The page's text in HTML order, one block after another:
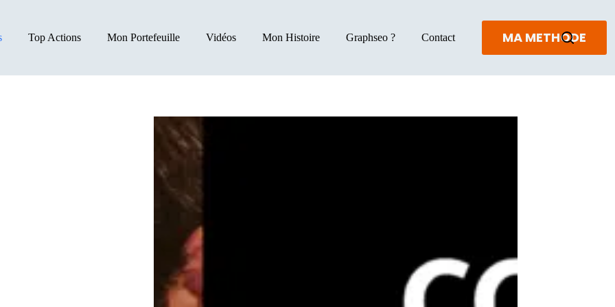
Top Actions Mon Portefeuille Vidéos Mon Histoire Graphseo ? Contact MA METHODE